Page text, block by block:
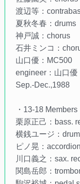
渡辺等：
夏秋冬春：drums
神戸誠：chorus
石井ミンコ：
山口優：MC500
engineer：山口優
Sep.-Dec.,1988
・13-18 Members
栗原正己：bass.
横銭ユージ：
ピノ晃：
川口義之：sax.
関島岳郎：